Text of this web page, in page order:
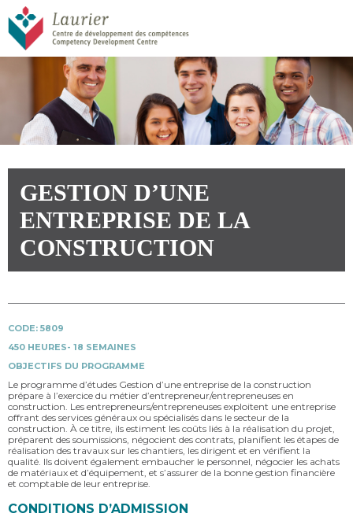
GESTION D’UNE
ENTREPRISE DE LA
CONSTRUCTION
CODE: 5809
450 HEURES- 18 SEMAINES
OBJECTIFS DU PROGRAMME
Le programme d’études Gestion d’une entreprise de la construction
prépare à l’exercice du métier d’entrepreneur/entrepreneuses en
construction. Les entrepreneurs/entrepreneuses exploitent une entreprise
offrant des services généraux ou spécialisés dans le secteur de la
construction. À ce titre, ils estiment les coûts liés à la réalisation du projet,
préparent des soumissions, négocient des contrats, planifient les étapes de
réalisation des travaux sur les chantiers, les dirigent et en vérifient la
qualité. Ils doivent également embaucher le personnel, négocier les achats
de matériaux et d’équipement, et s’assurer de la bonne gestion financière
et comptable de leur entreprise.
CONDITIONS D’ADMISSION